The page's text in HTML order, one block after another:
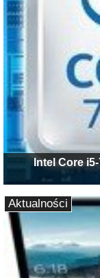
Intel Core
Aktualności